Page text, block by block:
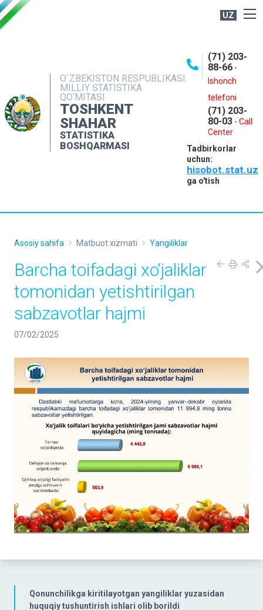
UZ
O`ZBEKISTON RESPUBLIKASI
MILLIY STATISTIKA
QO‘MITASI
TOSHKENT
SHAHAR
STATISTIKA
BOSHQARMASI
(71) 203-
88-66 -
Ishonch
telefoni
(71) 203-
80-03 - Call
Center
Tadbirkorlar
uchun:
hisobot.stat.uz
ga o'tish
NASHRLAR
INTERAKTIV XIZMATLAR
MATBUOT XIZMATI
MUROJAATLAR
Qonunchilikga kiritilayotgan yangiliklar yuzasidan
huquqiy tushuntirish ishlari olib borildi
Asosiy sahifa Matbuot xizmati Yangiliklar
Barcha toifadagi xo‘jaliklar
tomonidan yetishtirilgan
sabzavotlar hajmi
07/02/2025